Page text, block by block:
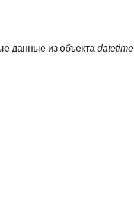
данные из объекта datetime